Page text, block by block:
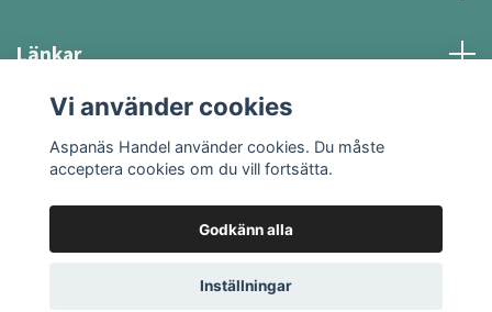
Länkar
Sociala medier
© 2026 Aspanäs Handel
Vi använder cookies
Aspanäs Handel använder cookies. Du måste
acceptera cookies om du vill fortsätta.
Godkänn alla
Inställningar